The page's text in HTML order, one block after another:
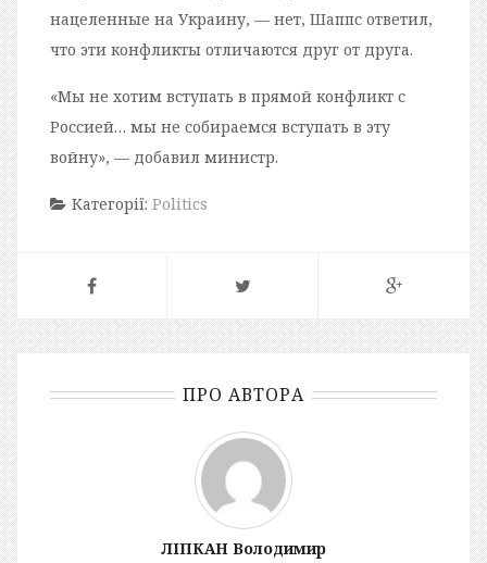
нацеленные на Украину, — нет, Шаппс ответил,
что эти конфликты отличаются друг от друга.
«Мы не хотим вступать в прямой конфликт с
Россией… мы не собираемся вступать в эту
войну», — добавил министр.
Категорії: Politics
ПРО АВТОРА
ЛІПКАН Володимир